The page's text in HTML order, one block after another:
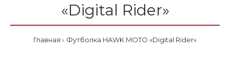
«Digital Rider»
Главная Футболка HAWK MOTO «Digital Rider»